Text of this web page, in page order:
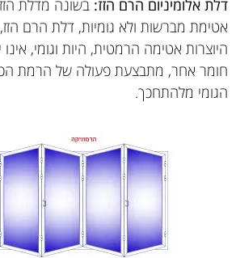
דלת אלומיניום הרם הזז: בשונה מדלת
אטימת מברשות ולא גומיות, דלת הרם
היוצרות אטימה הרמטית, היות וגומי,
חומר אחר, מתבצעת פעולה של הרמת
הגומי מלהתחכך.